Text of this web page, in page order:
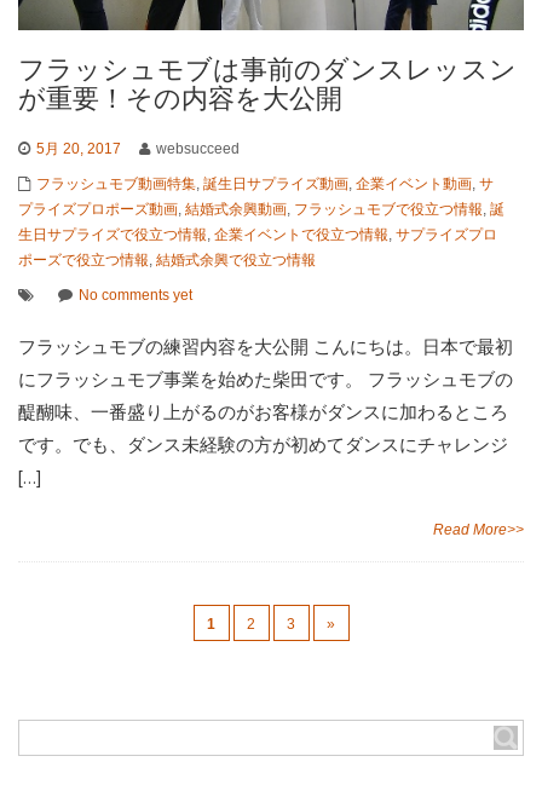
フラッシュモブは事前のダンスレッスン
が重要！その内容を大公開
5月 20, 2017 websucceed
フラッシュモブ動画特集 誕生日サプライズ動画 企業イベント動画 サ
プライズプロポーズ動画 結婚式余興動画 フラッシュモブで役立つ情報 誕
生日サプライズで役立つ情報 企業イベントで役立つ情報 サプライズプロ
ポーズで役立つ情報 結婚式余興で役立つ情報
No comments yet
フラッシュモブの練習内容を大公開 こんにちは。日本で最初
にフラッシュモブ事業を始めた柴田です。 フラッシュモブの
醍醐味、一番盛り上がるのがお客様がダンスに加わるところ
です。でも、ダンス未経験の方が初めてダンスにチャレンジ
[…]
Read More>>
1 2 3 »